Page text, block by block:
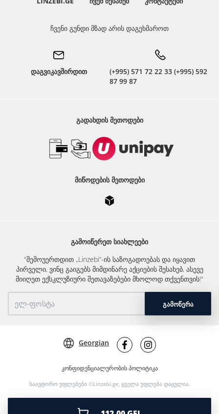
ჩვენი გუნდი მზად არის დაგეხმაროთ
დაგვიკავშირდით
(+995) 571 72 22 33 (+995) 592
87 99 87
ᲒᲐᲓᲐᲮᲓᲘᲡ ᲛᲔᲗᲝᲓᲔᲑᲘ
ᲛᲘᲬᲝᲓᲔᲑᲘᲡ ᲛᲔᲗᲝᲓᲔᲑᲘ
ᲒᲐᲛᲝᲘᲬᲔᲠᲔᲗ ᲡᲘᲐᲮᲚᲔᲔᲑᲘ
"შემოუერთდით „Linzebi“-ის საზოგადოებას და იყავით
პირველი, ვინც გაიგებს მიმდინარე აქციების შესახებ, ასევე
მიიღეთ ექსკლუზიური შეთავაზებები მხოლოდ თქვენთვის!"
ᲒᲐᲛᲝᲬᲔᲠᲐ
კონფიდენციალურობის პოლიტიკა
საავტორო უფლებები ©Linzebi.ge, ყველა უფლება დაცულია.
Georgian